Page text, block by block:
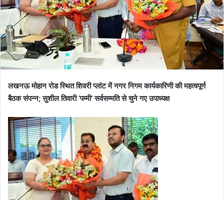
लखनऊ मोहान रोड स्थित शिवरी प्लांट में नगर निगम कार्यकारिणी की महत्वपूर्ण
बैठक संपन्न; सुशील तिवारी ‘पम्मी’ सर्वसम्मति से चुने गए उपाध्यक्ष